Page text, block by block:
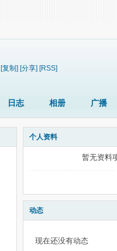
[复制] [分享] [RSS]
日志 相册 广播
个人资料
暂无资料
动态
现在还没有动态